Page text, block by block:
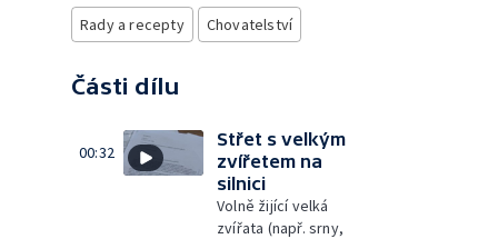
Rady a recepty Chovatelství
Části dílu
00:32
Střet s velkým
zvířetem na
silnici
Volně žijící velká
zvířata (např. srny,